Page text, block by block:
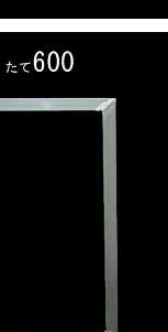
）50センチ×60センチ